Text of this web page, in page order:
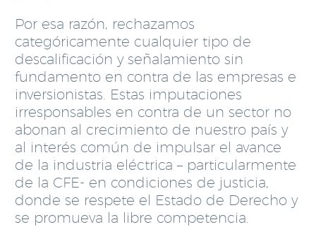
Por esa razón, rechazamos
categóricamente cualquier tipo de
descalificación y señalamiento sin
fundamento en contra de las empresas e
inversionistas. Estas imputaciones
irresponsables en contra de un sector no
abonan al crecimiento de nuestro país y
al interés común de impulsar el avance
de la industria eléctrica – particularmente
de la CFE- en condiciones de justicia,
donde se respete el Estado de Derecho y
se promueva la libre competencia.